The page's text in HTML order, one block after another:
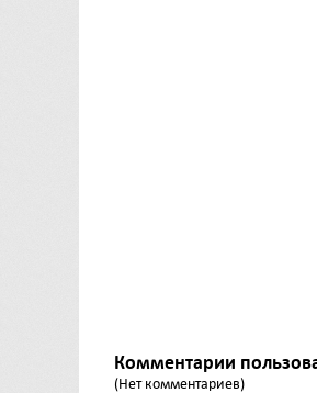
Комментарии
(Нет комментариев)